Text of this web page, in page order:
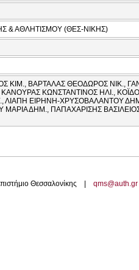
& ΑΘΛΗΤΙΣΜΟΥ (ΘΕΣ-ΝΙΚΗΣ)
ΚΙΜ., ΒΑΡΤΑΛΑΣ ΘΕΟΔΩΡΟΣ ΝΙΚ.,
ΚΩΝΣΤΑΝΤΙΝΟΣ ΗΛΙ.,
ΛΙΑΠΗ ΕΙΡΗΝΗ-ΧΡΥΣΟΒΑΛΑΝΤΟΥ
ΔΗΜ., ΠΑΠΑΧΑΡΙΣΗΣ
Θεσσαλονίκης | qms@auth.gr